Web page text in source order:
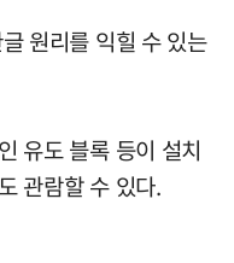
원리를 익힐 수 있는
유도 블록 등이 설치
관람할 수 있다.